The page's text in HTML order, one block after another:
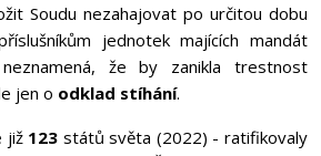
Soudu nezahajovat po určitou dobu
jednotek majících mandát
že by zanikla trestnost
jen o odklad stíhání.
již 123 států světa (2022) - ratifikovaly